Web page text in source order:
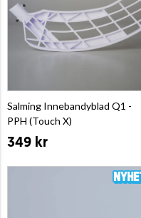
Salming Innebandyblad Q1 -
PPH (Touch X)
349 kr